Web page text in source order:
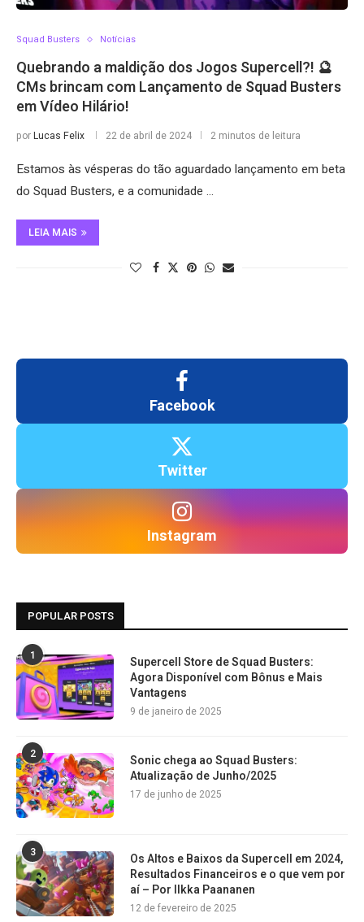
Squad Busters Notícias
Quebrando a maldição dos Jogos Supercell?! 🔮
CMs brincam com Lançamento de Squad Busters
em Vídeo Hilário!
porLucas Felix 22 de abril de 2024 2 minutos de leitura
Estamos às vésperas do tão aguardado lançamento em beta
do Squad Busters, e a comunidade …
LEIA MAIS
Facebook
Twitter
Instagram
POPULAR POSTS
1
Supercell Store de Squad Busters:
Agora Disponível com Bônus e Mais
Vantagens
9 de janeiro de 2025
2
Sonic chega ao Squad Busters:
Atualização de Junho/2025
17 de junho de 2025
3
Os Altos e Baixos da Supercell em 2024,
Resultados Financeiros e o que vem por
aí – Por Ilkka Paananen
12 de fevereiro de 2025